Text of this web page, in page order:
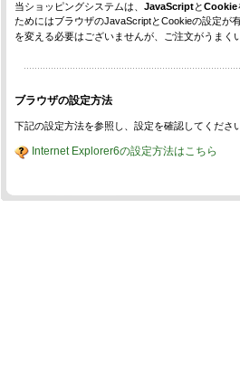
当ショッピングシステムは、 JavaScriptとCookie
ためにはブラウザのJavaScriptとCookieの設定が
を変える必要はございませんが、ご注文がうまく
ブラウザの設定方法
下記の設定方法を参照し、設定を確認してくださ
Internet Explorer6の設定方法はこちら